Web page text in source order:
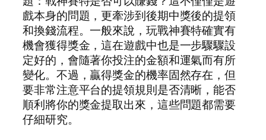
戲本身的問題，更牽涉到後期中獎後的提領
和換錢流程。一般來說，玩戰神賽特確實有
機會獲得獎金，這在遊戲中也是一步驟驟設
定好的，會隨著你投注的金額和運氣而有所
變化。不過，贏得獎金的機率固然存在，但
要非常注意平台的提領規則是否清晰，能否
順利將你的獎金提取出來，這些問題都需要
仔細研究。